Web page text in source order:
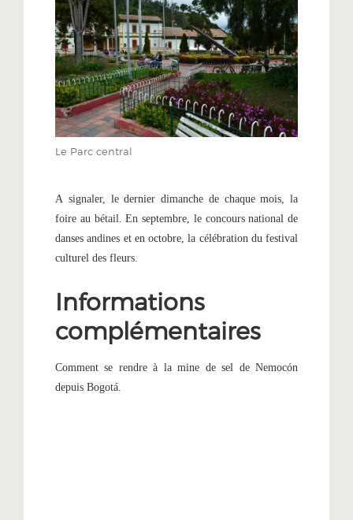
Le Parc central
A signaler, le dernier dimanche de chaque mois, la
foire au bétail. En septembre, le concours national de
danses andines et en octobre, la célébration du festival
culturel des fleurs.
Informations
complémentaires
Comment se rendre à la mine de sel de Nemocón
depuis Bogotá.